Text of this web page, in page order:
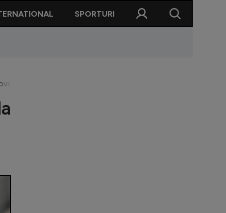
SPORTURI
”Când ne făceau țigani, nu se ofusca nimeni”. Ce jucători